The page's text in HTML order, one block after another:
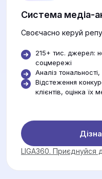
Система медіа-
Своєчасно керуй
215+ тис. джерел:
соцмережі
Аналіз
Відстеження
клієнтів, оцінка їх
LIGA360. Приєднуйся